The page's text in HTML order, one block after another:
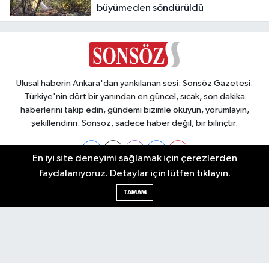
büyümeden söndürüldü
Ulusal haberin Ankara'dan yankılanan sesi: Sonsöz Gazetesi.
Türkiye'nin dört bir yanından en güncel, sıcak, son dakika
haberlerini takip edin, gündemi bizimle okuyun, yorumlayın,
şekillendirin. Sonsöz, sadece haber değil, bir bilinçtir.
Ankara Nöbetçi Eczaneler
En iyi site deneyimi sağlamak için çerezlerden
faydalanıyoruz. Detaylar için lütfen tıklayın.
TAMAM